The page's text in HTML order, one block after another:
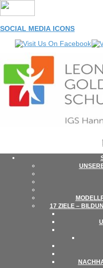
Skip
to
SOCIAL MEDIA ICONS
Menu
17 ZIELE –